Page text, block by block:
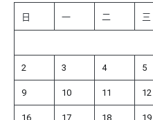
日 一 二 三
2 3 4 5
9 10 11 12
16 17 18 19